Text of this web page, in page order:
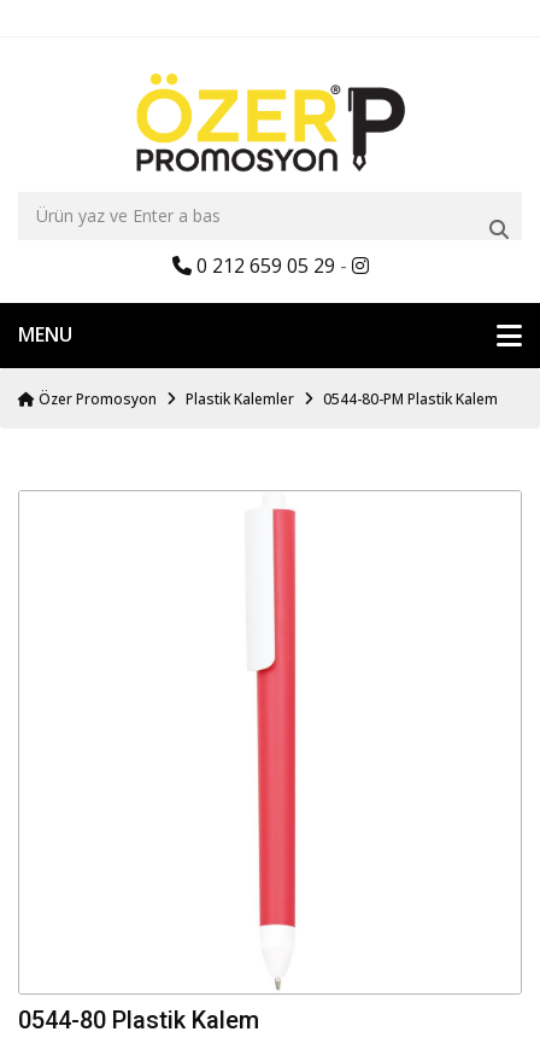
0 212 659 05 29 -
MENU
Özer Promosyon Plastik Kalemler 0544-80-PM Plastik Kalem
0544-80 Plastik Kalem